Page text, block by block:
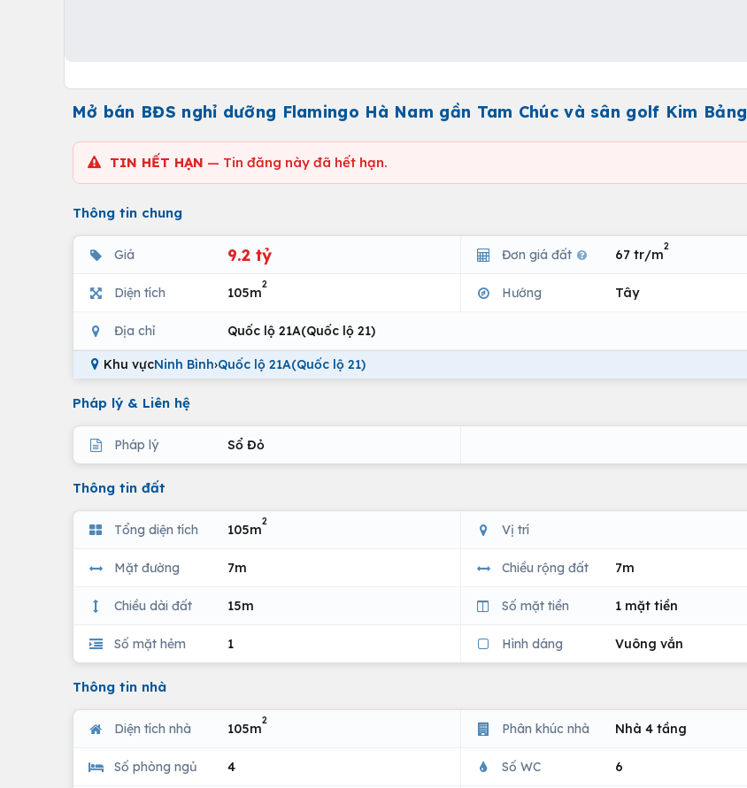
Mở bán BĐS nghỉ dưỡng Flamingo Hà Nam gần Tam Chúc và sân golf Kim Bảng
TIN HẾT HẠN — Tin đăng này đã hết hạn.
Thông tin chung
Giá 9.2 tỷ Đơn giá đất 67 tr/m
2
Diện tích 105m
2
Hướng Tây
Địa chỉ Quốc lộ 21A(Quốc lộ 21)
Khu vựcNinh Bình›Quốc lộ 21A(Quốc lộ 21)
Pháp lý & Liên hệ
Pháp lý Sổ Đỏ
Thông tin đất
Tổng diện tích 105m
2
Vị trí
Mặt đường 7m Chiều rộng đất 7m
Chiều dài đất 15m Số mặt tiền 1 mặt tiền
Số mặt hẻm 1 Hình dáng Vuông vắn
Thông tin nhà
Diện tích nhà 105m
2
Phân khúc nhà Nhà 4 tầng
Số phòng ngủ 4 Số WC 6